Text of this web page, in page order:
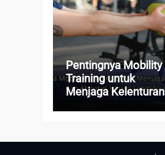
Pentingnya Mobility
Training untuk
Menjaga Kelenturan